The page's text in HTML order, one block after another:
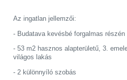
Az ingatlan jellemzői:
- Budatava kevésbé forgalmas részén
- 53 m2 hasznos alapterületű, 3.
világos lakás
- 2 különnyíló szobás